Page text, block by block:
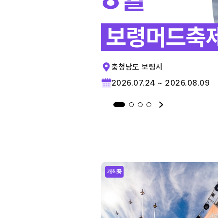
보령머드축
충청남도 보령시
2026.07.24 ~ 2026.08.09
개최중